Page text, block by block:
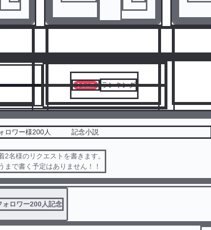
7
ランキング
ロワー様200人 記念小説
2名様のリクエストを書きます。
まで書く予定はありません！！
ォロワー200人記念